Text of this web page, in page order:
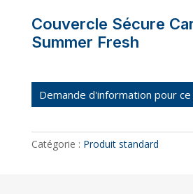
Couvercle Sécure
Summer Fresh
Demande d'information pour
Catégorie : Produit standard